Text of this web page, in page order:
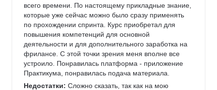
всего времени. По настоящему прикладные знание,
которые уже сейчас можно было сразу применять
по прохождении спринта. Курс приобретал для
повышения компетенций для основной
деятельности и для дополнительного заработка на
фрилансе. С этой точки зрения меня вполне все
устроило. Понравилась платформа - приложение
Практикума, понравилась подача материала.
Недостатки: Сложно сказать, так как на мою